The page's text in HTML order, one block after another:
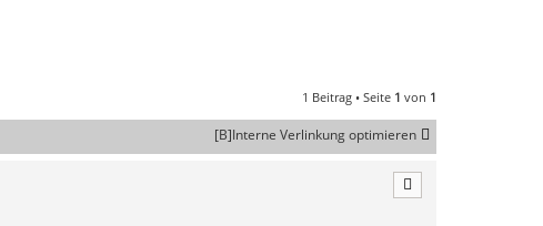
1 Beitrag • Seite 1 von 1
[B]Interne Verlinkung optimieren